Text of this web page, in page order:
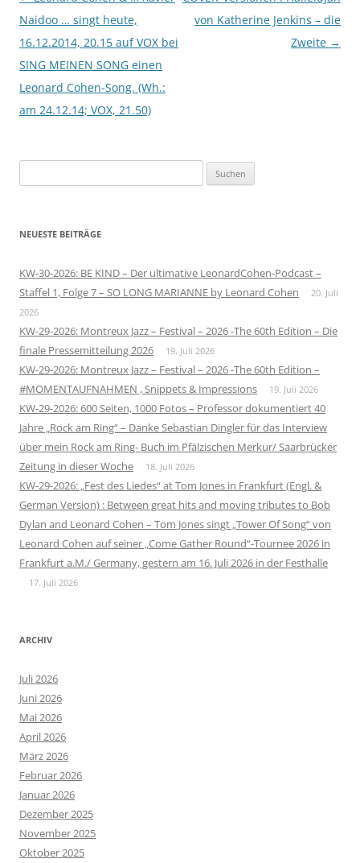
Naidoo … singt heute,
16.12.2014, 20.15 auf VOX bei
SING MEINEN SONG einen
Leonard Cohen-Song. (Wh.:
am 24.12.14; VOX, 21.50)
von Katherine Jenkins – die
Zweite →
nach:
NEUESTE BEITRÄGE
KW-30-2026: BE KIND – Der ultimative LeonardCohen-Podcast –
Staffel 1, Folge 7 – SO LONG MARIANNE by Leonard Cohen
20. Juli
2026
KW-29-2026: Montreux Jazz – Festival – 2026 -The 60th Edition – Die
finale Pressemitteilung 2026
19. Juli 2026
KW-29-2026: Montreux Jazz – Festival – 2026 -The 60th Edition –
#MOMENTAUFNAHMEN , Snippets & Impressions
19. Juli 2026
KW-29-2026: 600 Seiten, 1000 Fotos – Professor dokumentiert 40
Jahre „Rock am Ring“ – Danke Sebastian Dingler für das Interview
über mein Rock am Ring- Buch im Pfälzischen Merkur/ Saarbrücker
Zeitung in dieser Woche
18. Juli 2026
KW-29-2026: „Fest des Liedes“ at Tom Jones in Frankfurt (Engl. &
German Version) : Between great hits and moving tributes to Bob
Dylan and Leonard Cohen – Tom Jones singt „Tower Of Song“ von
Leonard Cohen auf seiner „Come Gather Round“-Tournee 2026 in
Frankfurt a.M./ Germany, gestern am 16. Juli 2026 in der Festhalle
17. Juli 2026
ARCHIV
Juli 2026
Juni 2026
Mai 2026
April 2026
März 2026
Februar 2026
Januar 2026
Dezember 2025
November 2025
Oktober 2025